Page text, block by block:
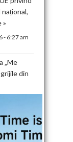
»
- 6:27 am
„Me
din